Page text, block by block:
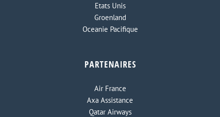
Etats Unis
Groenland
Oceanie Pacifique
PARTENAIRES
Air France
Axa Assistance
Qatar Airways